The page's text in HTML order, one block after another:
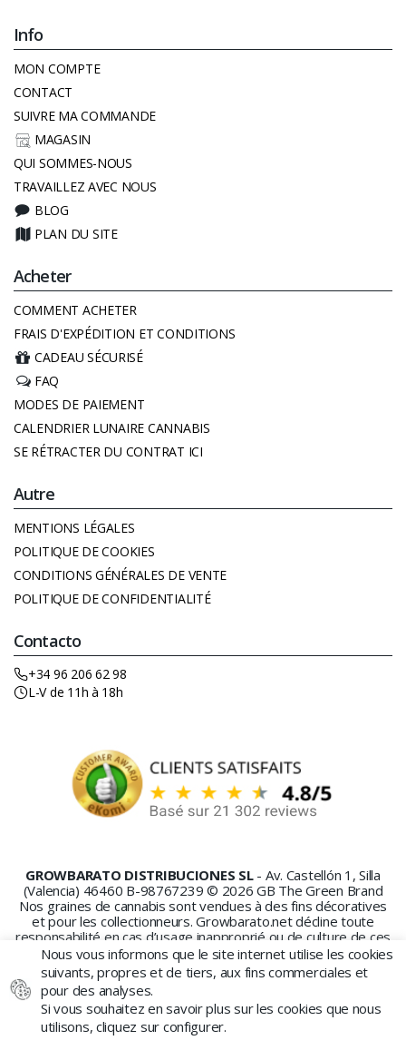
Info
MON COMPTE
CONTACT
SUIVRE MA COMMANDE
MAGASIN
QUI SOMMES-NOUS
TRAVAILLEZ AVEC NOUS
BLOG
PLAN DU SITE
Acheter
COMMENT ACHETER
FRAIS D'EXPÉDITION ET CONDITIONS
CADEAU SÉCURISÉ
FAQ
MODES DE PAIEMENT
CALENDRIER LUNAIRE CANNABIS
SE RÉTRACTER DU CONTRAT ICI
Autre
MENTIONS LÉGALES
POLITIQUE DE COOKIES
CONDITIONS GÉNÉRALES DE VENTE
POLITIQUE DE CONFIDENTIALITÉ
Contacto
+34 96 206 62 98
L-V de 11h à 18h
GROWBARATO DISTRIBUCIONES SL - Av. Castellón 1, Silla
(Valencia) 46460 B-98767239 © 2026 GB The Green Brand
Nos graines de cannabis sont vendues à des fins décoratives
et pour les collectionneurs. Growbarato.net décline toute
responsabilité en cas d’usage inapproprié ou de culture de ces
graines.
Nous vous informons que le site internet utilise les cookies
suivants, propres et de tiers, aux fins commerciales et
pour des analyses.
Si vous souhaitez en savoir plus sur les cookies que nous
utilisons, cliquez sur configurer.